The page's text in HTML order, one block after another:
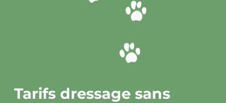
Tarifs dressage sans